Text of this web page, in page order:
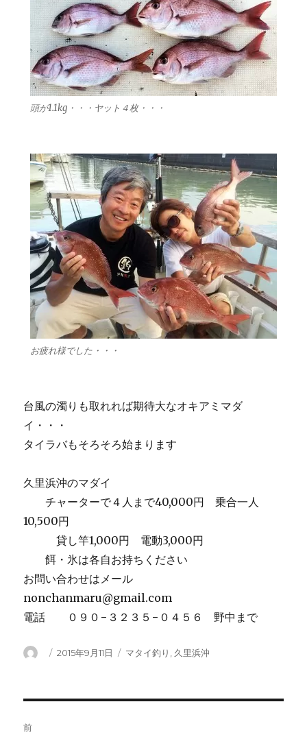
頭が1.1kg・・・ヤット４枚・・・
お疲れ様でした・・・
台風の濁りも取れれば期待大なオキアミマダ
イ・・・
タイラバもそろそろ始まります
久里浜沖のマダイ
チャーターで４人まで40,000円 乗合一人
10,500円
貸し竿1,000円 電動3,000円
餌・氷は各自お持ちください
お問い合わせはメール
nonchanmaru@gmail.com
電話 ０９０−３２３５−０４５６ 野中まで
投 投
2015年9月11日
カ
マタイ釣り , 久里浜沖
前